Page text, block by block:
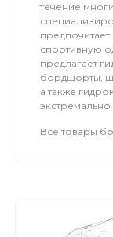
течение
предпочитает
спортивную
предлагает
бордшорты,
а также
Все товары